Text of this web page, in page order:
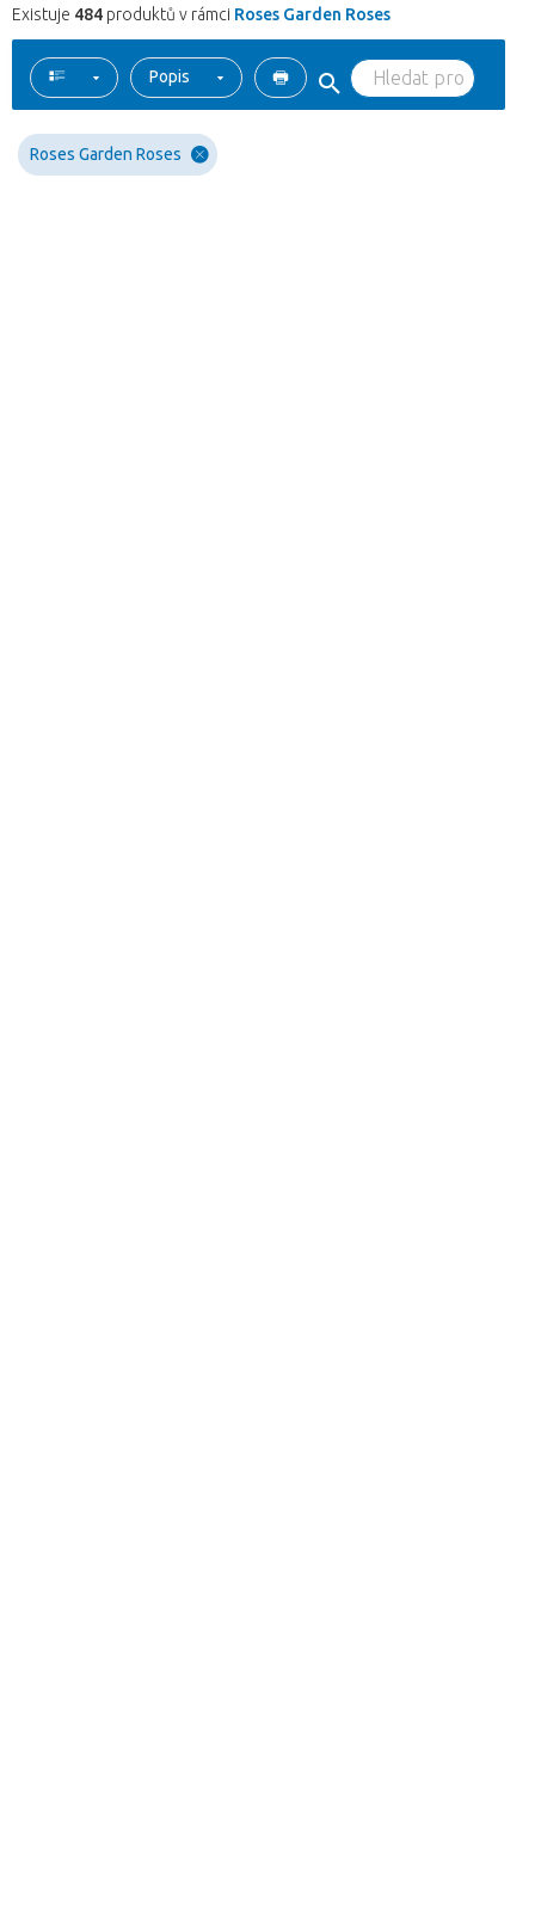
Existuje 484 produktů v rámci Roses Garden Roses
Popis
Roses Garden Roses